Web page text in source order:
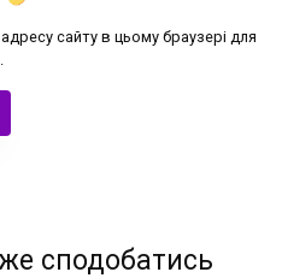
сайту в цьому браузері для
сподобатись